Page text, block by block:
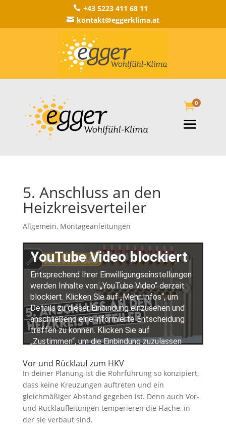
 +43 5223 411 68 11
 kontakt@eggerklima.at
0
5. Anschluss an den
Heizkreisverteiler
Allgemein, Montageanleitungen
Vor und Rücklauf zum HKV
In deiner Planung ist die Rohrführung so konzipiert,
dass keine Kreuzungen auftreten und ein
gleichmäßiger Abstand gegeben ist. Denn auch Vor-
und Rücklaufleitungen temperieren die Fläche, in
der sie verbaut sind.